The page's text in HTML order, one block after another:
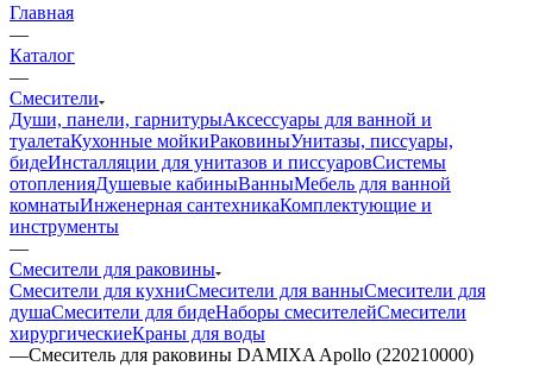
Главная
—
Каталог
—
Смесители
Души, панели, гарнитурыАксессуары для ванной и
туалетаКухонные мойкиРаковиныУнитазы, писсуары,
бидеИнсталляции для унитазов и писсуаровСистемы
отопленияДушевые кабиныВанныМебель для ванной
комнатыИнженерная сантехникаКомплектующие и
инструменты
—
Смесители для раковины
Смесители для кухниСмесители для ванныСмесители для
душаСмесители для бидеНаборы смесителейСмесители
хирургическиеКраны для воды
—Смеситель для раковины DAMIXA Apollo (220210000)